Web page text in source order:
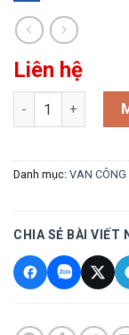
Liên hệ
VAN BI TAY GẠT
Danh mục: VAN CÔNG
CHIA SẺ BÀI VIẾT